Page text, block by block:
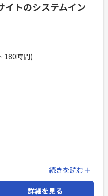
ム環境、システムモニタ
ドアプリケーションの開発
したコンテナの開発経験
ル領域でのサービス開発
上
開発経験
イトのシステムイン
180時間)
いため、サービスの信頼性
）全般をお願いできたら
続きを読む＋
詳細を見る